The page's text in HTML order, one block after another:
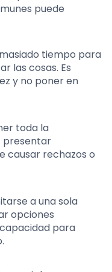
puede
tiempo para
las cosas. Es
y no poner en
toda la
presentar
causar rechazos o
a una sola
opciones
para